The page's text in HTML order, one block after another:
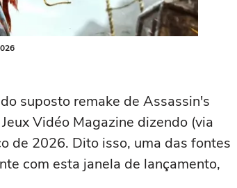
suposto remake de Assassin's
Vidéo Magazine dizendo (via
de 2026. Dito isso, uma das fontes
com esta janela de lançamento,